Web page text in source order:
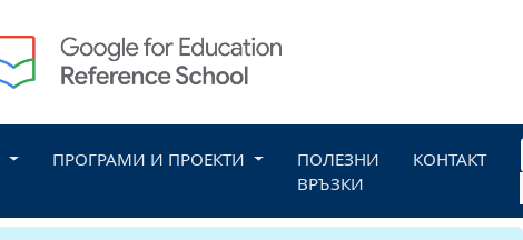
ПРОГРАМИ И ПРОЕКТИ
ПОЛЕЗНИ
ВРЪЗКИ
КОНТАКТ